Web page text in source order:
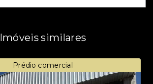
Imóveis similares
Prédio comercial